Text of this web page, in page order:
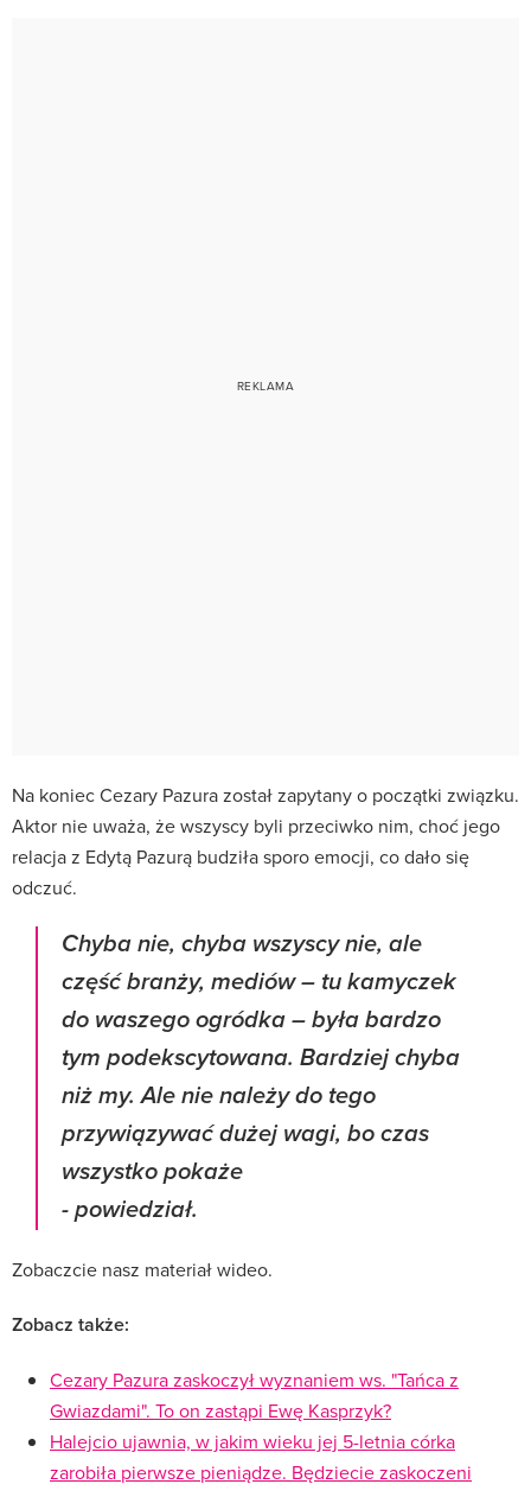
Na koniec Cezary Pazura został zapytany o początki związku.
Aktor nie uważa, że wszyscy byli przeciwko nim, choć jego
relacja z Edytą Pazurą budziła sporo emocji, co dało się
odczuć.
Chyba nie, chyba wszyscy nie, ale
część branży, mediów – tu kamyczek
do waszego ogródka – była bardzo
tym podekscytowana. Bardziej chyba
niż my. Ale nie należy do tego
przywiązywać dużej wagi, bo czas
wszystko pokaże
- powiedział.
Zobaczcie nasz materiał wideo.
Zobacz także:
Cezary Pazura zaskoczył wyznaniem ws. "Tańca z
Gwiazdami". To on zastąpi Ewę Kasprzyk?
Halejcio ujawnia, w jakim wieku jej 5-letnia córka
zarobiła pierwsze pieniądze. Będziecie zaskoczeni